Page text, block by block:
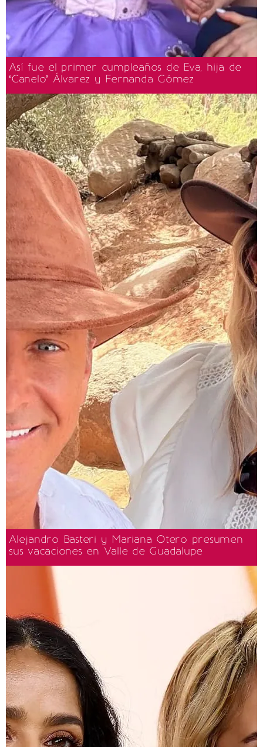
Así fue el primer cumpleaños de Eva, hija de
‘Canelo’ Álvarez y Fernanda Gómez
Alejandro Basteri y Mariana Otero presumen
sus vacaciones en Valle de Guadalupe